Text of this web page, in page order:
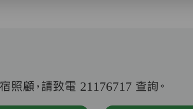
顧，請致電 21176717 查詢。